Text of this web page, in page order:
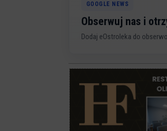
GOOGLE NEWS
Obserwuj nas i
Dodaj eOstroleka do